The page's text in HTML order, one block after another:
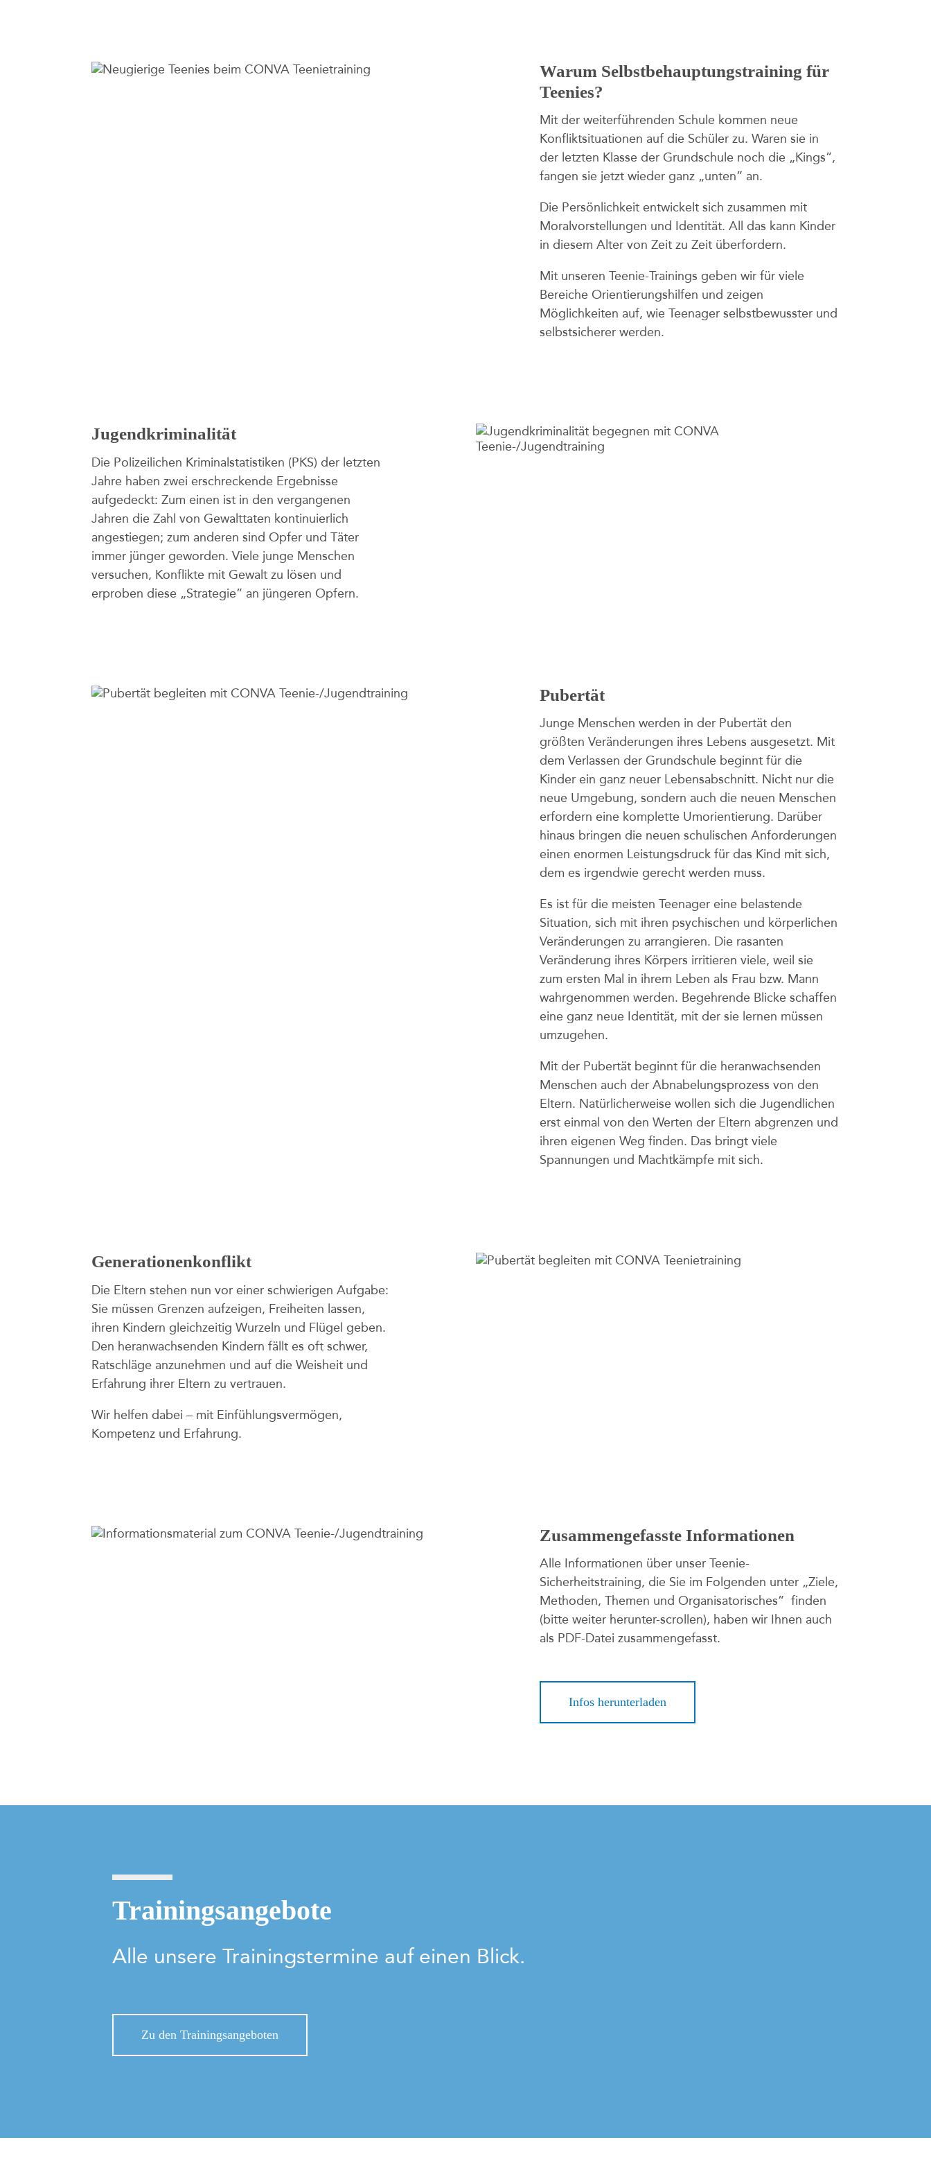
Warum Selbstbehauptungstraining für
Teenies?
Mit der weiterführenden Schule kommen neue
Konfliktsituationen auf die Schüler zu. Waren sie in
der letzten Klasse der Grundschule noch die „Kings”,
fangen sie jetzt wieder ganz „unten” an.
Die Persönlichkeit entwickelt sich zusammen mit
Moralvorstellungen und Identität. All das kann Kinder
in diesem Alter von Zeit zu Zeit überfordern.
Mit unseren Teenie-Trainings geben wir für viele
Bereiche Orientierungshilfen und zeigen
Möglichkeiten auf, wie Teenager selbstbewusster und
selbstsicherer werden.
Jugendkriminalität
Die Polizeilichen Kriminalstatistiken (PKS) der letzten
Jahre haben zwei erschreckende Ergebnisse
aufgedeckt: Zum einen ist in den vergangenen
Jahren die Zahl von Gewalttaten kontinuierlich
angestiegen; zum anderen sind Opfer und Täter
immer jünger geworden. Viele junge Menschen
versuchen, Konflikte mit Gewalt zu lösen und
erproben diese „Strategie” an jüngeren Opfern.
Pubertät
Junge Menschen werden in der Pubertät den
größten Veränderungen ihres Lebens ausgesetzt. Mit
dem Verlassen der Grundschule beginnt für die
Kinder ein ganz neuer Lebensabschnitt. Nicht nur die
neue Umgebung, sondern auch die neuen Menschen
erfordern eine komplette Umorientierung. Darüber
hinaus bringen die neuen schulischen Anforderungen
einen enormen Leistungsdruck für das Kind mit sich,
dem es irgendwie gerecht werden muss.
Es ist für die meisten Teenager eine belastende
Situation, sich mit ihren psychischen und körperlichen
Veränderungen zu arrangieren. Die rasanten
Veränderung ihres Körpers irritieren viele, weil sie
zum ersten Mal in ihrem Leben als Frau bzw. Mann
wahrgenommen werden. Begehrende Blicke schaffen
eine ganz neue Identität, mit der sie lernen müssen
umzugehen.
Mit der Pubertät beginnt für die heranwachsenden
Menschen auch der Abnabelungsprozess von den
Eltern. Natürlicherweise wollen sich die Jugendlichen
erst einmal von den Werten der Eltern abgrenzen und
ihren eigenen Weg finden. Das bringt viele
Spannungen und Machtkämpfe mit sich.
Generationenkonflikt
Die Eltern stehen nun vor einer schwierigen Aufgabe:
Sie müssen Grenzen aufzeigen, Freiheiten lassen,
ihren Kindern gleichzeitig Wurzeln und Flügel geben.
Den heranwachsenden Kindern fällt es oft schwer,
Ratschläge anzunehmen und auf die Weisheit und
Erfahrung ihrer Eltern zu vertrauen.
Wir helfen dabei – mit Einfühlungsvermögen,
Kompetenz und Erfahrung.
Zusammengefasste Informationen
Alle Informationen über unser Teenie-
Sicherheitstraining, die Sie im Folgenden unter „Ziele,
Methoden, Themen und Organisatorisches” finden
(bitte weiter herunter-scrollen), haben wir Ihnen auch
als PDF-Datei zusammengefasst.
Infos herunterladen
Trainingsangebote
Alle unsere Trainingstermine auf einen Blick.
Zu den Trainingsangeboten